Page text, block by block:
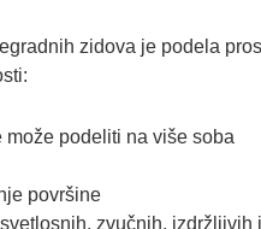
zidova je podela
može podeliti na više soba
površine
svetlosnih, zvučnih,